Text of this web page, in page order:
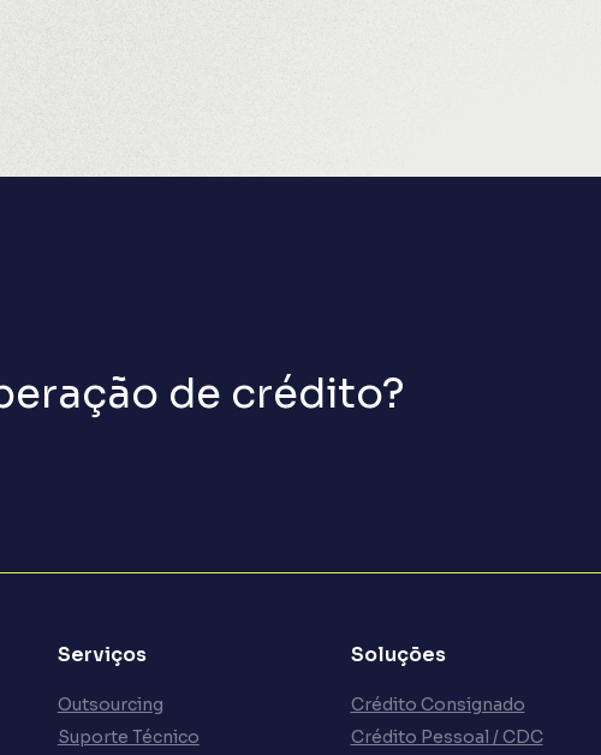
de crédito?
Serviços
Outsourcing
Suporte Técnico
Soluções
Crédito Consignado
Crédito Pessoal / CDC